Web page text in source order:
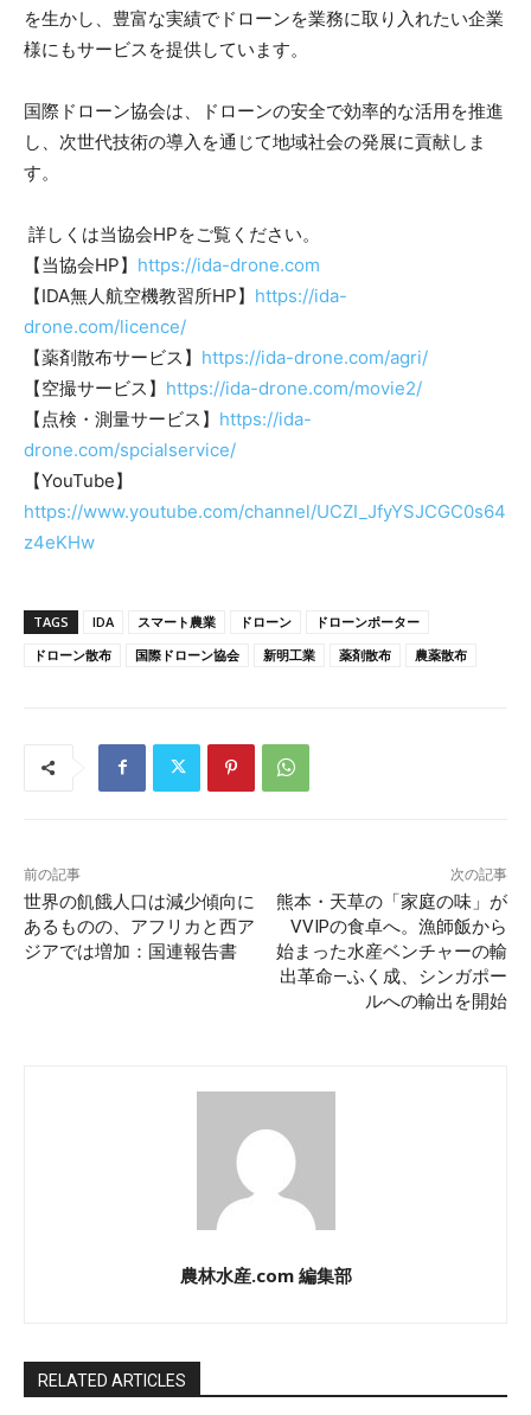
を生かし、豊富な実績でドローンを業務に取り入れたい企業
様にもサービスを提供しています。
国際ドローン協会は、ドローンの安全で効率的な活用を推進
し、次世代技術の導入を通じて地域社会の発展に貢献しま
す。
詳しくは当協会HPをご覧ください。
【当協会HP】 https://ida-drone.com
【IDA無人航空機教習所HP】 https://ida-
drone.com/licence/
【薬剤散布サービス】 https://ida-drone.com/agri/
【空撮サービス】 https://ida-drone.com/movie2/
【点検・測量サービス】 https://ida-
drone.com/spcialservice/
【YouTube】
https://www.youtube.com/channel/UCZI_JfyYSJCGC0s64
z4eKHw
TAGS IDA スマート農業 ドローン
ドローンポーター
ドローン散布
国際ドローン協会 新明工業 薬剤散布 農薬散布
前の記事
世界の飢餓人口は減少傾向に
あるものの、アフリカと西ア
ジアでは増加：国連報告書
次の記事
熊本・天草の「家庭の味」が
VVIPの食卓へ。漁師飯から
始まった水産ベンチャーの輸
出革命—ふく成、シンガポー
ルへの輸出を開始
農林水産.com 編集部
RELATED ARTICLES